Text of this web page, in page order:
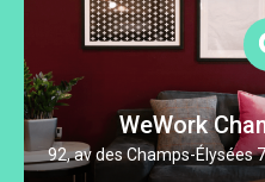
WeWork
92, av des Champs-Élysées